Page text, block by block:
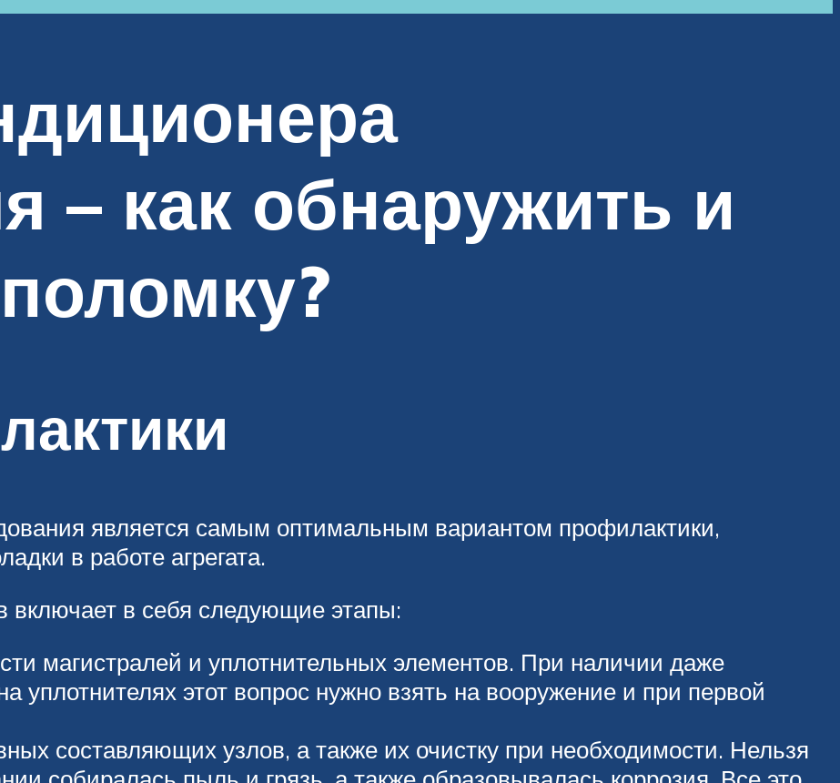
– как обнаружить и
является самым оптимальным вариантом профилактики,
в работе агрегата.
включает в себя следующие этапы:
магистралей и уплотнительных элементов. При наличии даже
уплотнителях этот вопрос нужно взять на вооружение и при первой
составляющих узлов, а также их очистку при необходимости. Нельзя